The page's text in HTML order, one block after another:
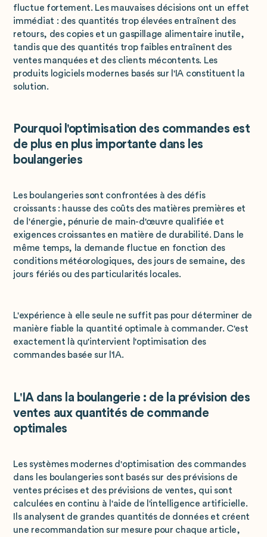
fluctue fortement. Les mauvaises décisions ont un effet
immédiat : des quantités trop élevées entraînent des
retours, des copies et un gaspillage alimentaire inutile,
tandis que des quantités trop faibles entraînent des
ventes manquées et des clients mécontents. Les
produits logiciels modernes basés sur l'IA constituent la
solution.
Pourquoi l'optimisation des commandes est
de plus en plus importante dans les
boulangeries
Les boulangeries sont confrontées à des défis
croissants : hausse des coûts des matières premières et
de l'énergie, pénurie de main-d'œuvre qualifiée et
exigences croissantes en matière de durabilité. Dans le
même temps, la demande fluctue en fonction des
conditions météorologiques, des jours de semaine, des
jours fériés ou des particularités locales.
L'expérience à elle seule ne suffit pas pour déterminer de
manière fiable la quantité optimale à commander. C'est
exactement là qu'intervient l'optimisation des
commandes basée sur l'IA.
L'IA dans la boulangerie : de la prévision des
ventes aux quantités de commande
optimales
Les systèmes modernes d'optimisation des commandes
dans les boulangeries sont basés sur des prévisions de
ventes précises et des prévisions de ventes, qui sont
calculées en continu à l'aide de l'intelligence artificielle.
Ils analysent de grandes quantités de données et créent
une recommandation sur mesure pour chaque article,